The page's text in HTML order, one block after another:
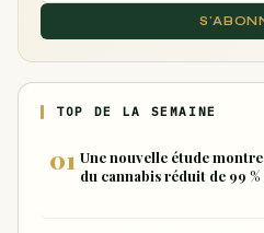
TOP DE LA SEMAINE
Une nouvelle étude
du cannabis réduit de 99